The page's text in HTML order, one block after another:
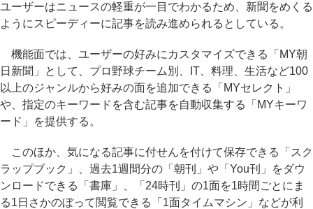
ユーザーはニュースの軽重が一目でわかるため、新聞をめくる
ようにスピーディーに記事を読み進められるとしている。
機能面では、ユーザーの好みにカスタマイズできる「MY朝
日新聞」として、プロ野球チーム別、IT、料理、生活など100
以上のジャンルから好みの面を追加できる「MYセレクト」
や、指定のキーワードを含む記事を自動収集する「MYキーワ
ード」を提供する。
このほか、気になる記事に付せんを付けて保存できる「スク
ラップブック」、過去1週間分の「朝刊」や「You刊」をダウ
ンロードできる「書庫」、「24時刊」の1面を1時間ごとにま
る1日さかのぼって閲覧できる「1面タイムマシン」などが利